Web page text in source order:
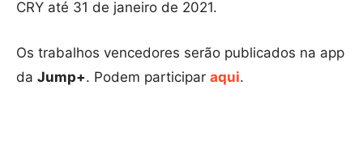
CRY até 31 de janeiro de 2021.
Os trabalhos vencedores serão publicados na app
da Jump+. Podem participar aqui.